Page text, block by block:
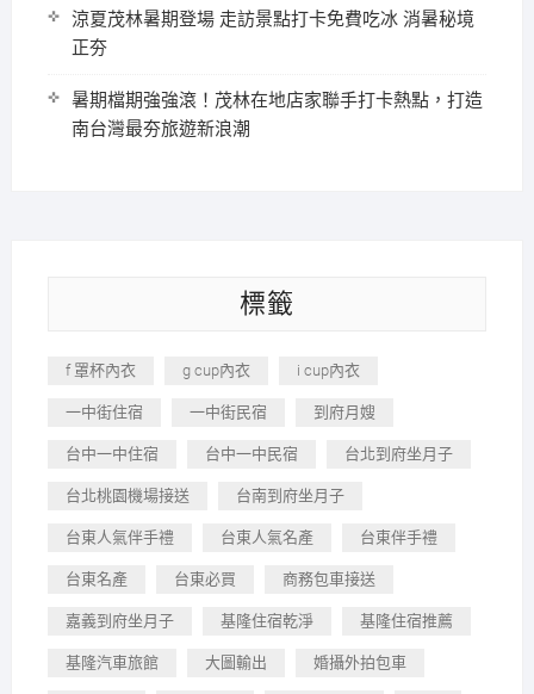
涼夏茂林暑期登場 走訪景點打卡免費吃冰 消暑秘境
正夯
暑期檔期強強滾！茂林在地店家聯手打卡熱點，打造
南台灣最夯旅遊新浪潮
標籤
f 罩杯內衣 g cup內衣 i cup內衣
一中街住宿 一中街民宿 到府月嫂
台中一中住宿 台中一中民宿 台北到府坐月子
台北桃園機場接送 台南到府坐月子
台東人氣伴手禮 台東人氣名產 台東伴手禮
台東名產 台東必買 商務包車接送
嘉義到府坐月子 基隆住宿乾淨 基隆住宿推薦
基隆汽車旅館 大圖輸出 婚攝外拍包車